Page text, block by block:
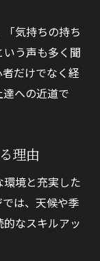
気持ちの持ち
う声も多く聞
だけでなく経
への近道で
理由
境と充実した
は、天候や季
なスキルアッ